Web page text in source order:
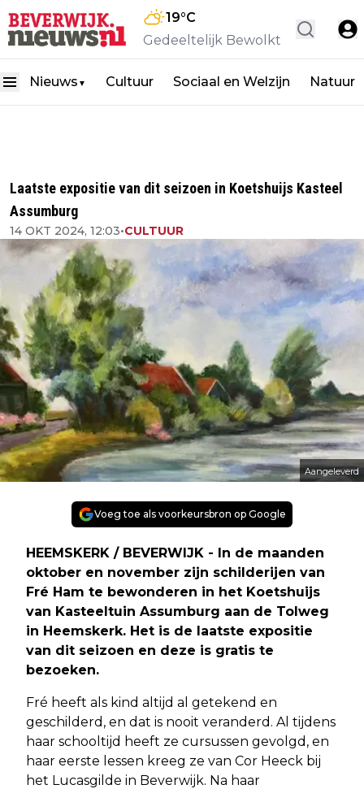
19°C
Gedeeltelijk Bewolkt
Nieuws ▼ Cultuur Sociaal en Welzijn Natuur
Laatste expositie van dit seizoen in Koetshuijs Kasteel
Assumburg
14 OKT 2024, 12:03•CULTUUR
Aangeleverd
Voeg toe als voorkeursbron op Google
HEEMSKERK / BEVERWIJK - In de maanden
oktober en november zijn schilderijen van
Fré Ham te bewonderen in het Koetshuijs
van Kasteeltuin Assumburg aan de Tolweg
in Heemskerk. Het is de laatste expositie
van dit seizoen en deze is gratis te
bezoeken.
Fré heeft als kind altijd al getekend en
geschilderd, en dat is nooit veranderd. Al tijdens
haar schooltijd heeft ze cursussen gevolgd, en
haar eerste lessen kreeg ze van Cor Heeck bij
het Lucasgilde in Beverwijk. Na haar